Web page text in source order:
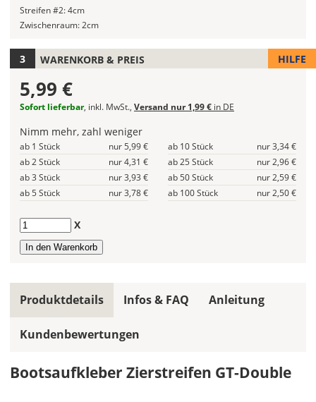
Länge
Deines
fest.
Die
Breite
kann
bei
Streifenaufklebern
nicht
geändert
werden.
Lieferzeit
&
Versandkosten?
Streifen #2: 4cm
Zwischenraum: 2cm
WARENKORB & PREIS HILFE
5,99 €
Sofort lieferbar, inkl. MwSt., Versand nur 1,99 € in DE
Nimm mehr, zahl weniger
ab 1 Stück
nur 5,99 €
ab 2 Stück
nur 4,31 €
ab 3 Stück
nur 3,93 €
ab 5 Stück
nur 3,78 €
ab 10 Stück
nur 3,34 €
ab 25 Stück
nur 2,96 €
ab 50 Stück
nur 2,59 €
ab 100 Stück
nur 2,50 €
Anzahl X
Produktdetails
Bootsaufkleber Zierstreifen GT-Double
Infos & FAQ Anleitung
Kundenbewertungen